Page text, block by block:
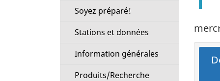
Soyez préparé!
Stations et données
Information générales
Produits/Recherche